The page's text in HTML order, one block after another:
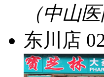
（中山
东川店